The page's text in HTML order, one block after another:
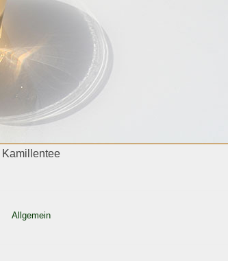
Kamillentee
Allgemein